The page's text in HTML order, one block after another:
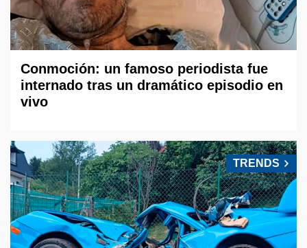
Conmoción: un famoso periodista fue
internado tras un dramático episodio en
vivo
TRENDS